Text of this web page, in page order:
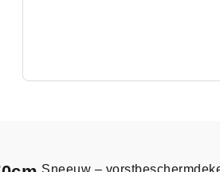
Sneeuw –